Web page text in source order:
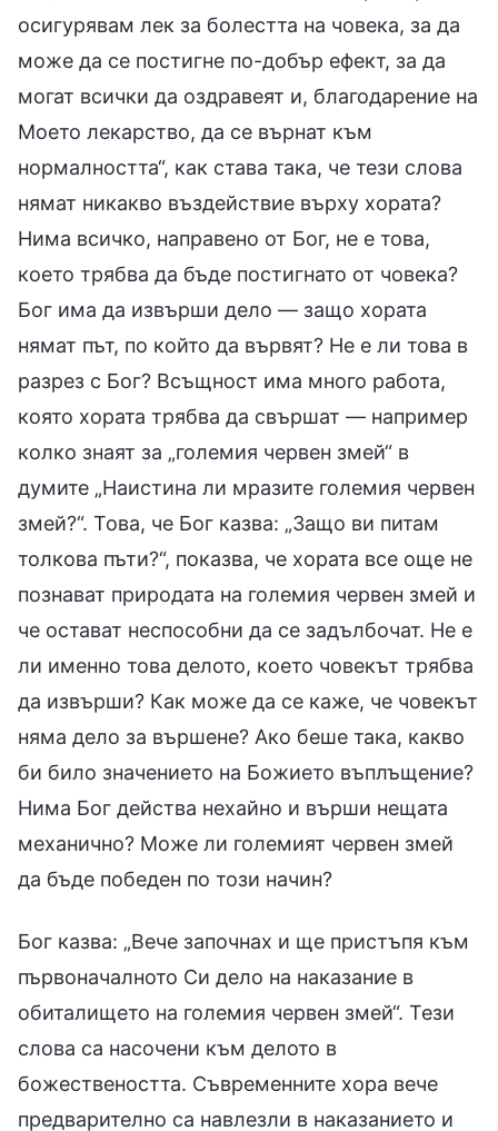
осигурявам лек за болестта на човека, за да
може да се постигне по-добър ефект, за да
могат всички да оздравеят и, благодарение на
Моето лекарство, да се върнат към
нормалността“, как става така, че тези слова
нямат никакво въздействие върху хората?
Нима всичко, направено от Бог, не е това,
което трябва да бъде постигнато от човека?
Бог има да извърши дело — защо хората
нямат път, по който да вървят? Не е ли това в
разрез с Бог? Всъщност има много работа,
която хората трябва да свършат — например
колко знаят за „големия червен змей“ в
думите „Наистина ли мразите големия червен
змей?“. Това, че Бог казва: „Защо ви питам
толкова пъти?“, показва, че хората все още не
познават природата на големия червен змей и
че остават неспособни да се задълбочат. Не е
ли именно това делото, което човекът трябва
да извърши? Как може да се каже, че човекът
няма дело за вършене? Ако беше така, какво
би било значението на Божието въплъщение?
Нима Бог действа нехайно и върши нещата
механично? Може ли големият червен змей
да бъде победен по този начин?
Бог казва: „Вече започнах и ще пристъпя към
първоначалното Си дело на наказание в
обиталището на големия червен змей“. Тези
слова са насочени към делото в
божествеността. Съвременните хора вече
предварително са навлезли в наказанието и